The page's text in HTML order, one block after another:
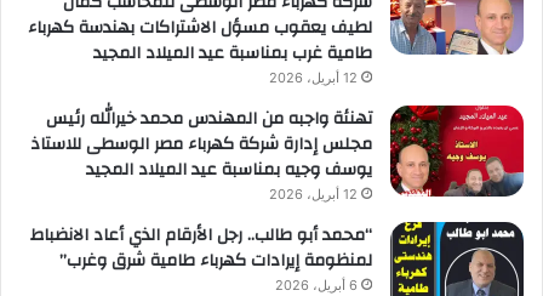
لطيف يعقوب مسؤل الاشتراكات بهندسة كهرباء
طامية غرب بمناسبة عيد الميلاد المجيد
12 أبريل، 2026
تهنئة واجبه من المهندس محمد خيرالله رئيس
مجلس إدارة شركة كهرباء مصر الوسطى للاستاذ
يوسف وجيه بمناسبة عيد الميلاد المجيد
12 أبريل، 2026
“محمد أبو طالب.. رجل الأرقام الذي أعاد الانضباط
لمنظومة إيرادات كهرباء طامية شرق وغرب”
6 أبريل، 2026